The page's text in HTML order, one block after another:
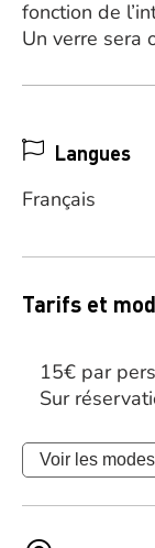
fonction de
Un verre sera
Langues
Français
Tarifs et
15€ par
Sur
Voir les